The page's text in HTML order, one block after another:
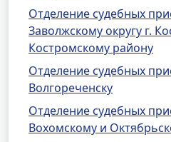
Отделение судебных
Заволжскому округу г.
Костромскому району
Отделение судебных
Волгореченску
Отделение судебных
Вохомскому и